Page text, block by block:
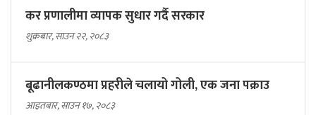
कर प्रणालीमा व्यापक सुधार गर्दै सरकार
शुक्रबार, साउन २२, २०८३
बूढानीलकण्ठमा प्रहरीले चलायो गोली, एक जना पक्राउ
आइतबार, साउन १७, २०८३